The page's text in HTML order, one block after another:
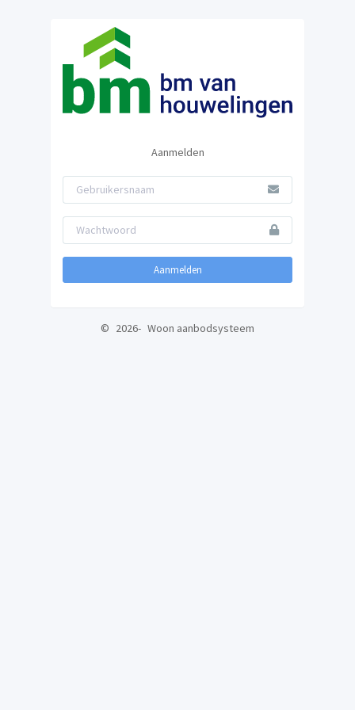
Aanmelden
Aanmelden
© 2026- Woon aanbodsysteem